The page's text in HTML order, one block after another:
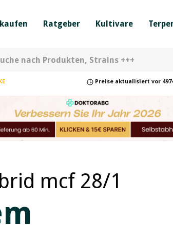
Ratgeber Kultivare
Preise aktualisiert vor
mcf 28/1